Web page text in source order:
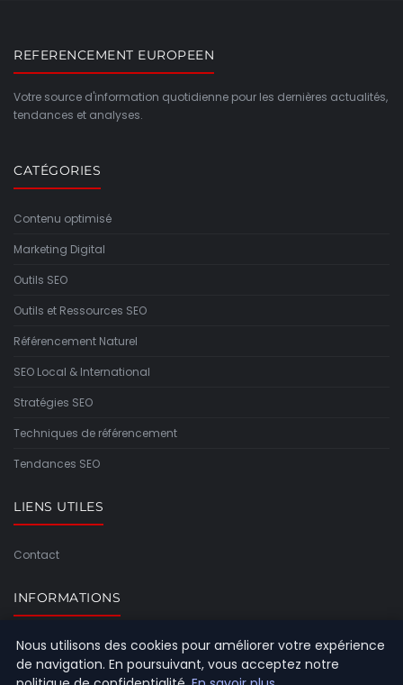
REFERENCEMENT EUROPEEN
Votre source d'information quotidienne pour les dernières actualités,
tendances et analyses.
CATÉGORIES
Contenu optimisé
Marketing Digital
Outils SEO
Outils et Ressources SEO
Référencement Naturel
SEO Local & International
Stratégies SEO
Techniques de référencement
Tendances SEO
LIENS UTILES
Contact
INFORMATIONS
Plan du site
Nous utilisons des cookies pour améliorer votre expérience
de navigation. En poursuivant, vous acceptez notre